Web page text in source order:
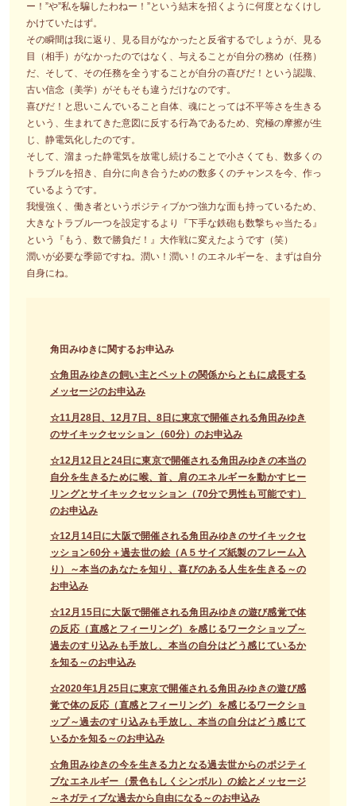
ー！”や”私を騙したわねー！”という結末を招くように何度となくけし
かけていたはず。
その瞬間は我に返り、見る目がなかったと反省するでしょうが、見る
目（相手）がなかったのではなく、与えることが自分の務め（任務）
だ、そして、その任務を全うすることが自分の喜びだ！という認識、
古い信念（美学）がそもそも違うだけなのです。
喜びだ！と思いこんでいること自体、魂にとっては不平等さを生きる
という、生まれてきた意図に反する行為であるため、究極の摩擦が生
じ、静電気化したのです。
そして、溜まった静電気を放電し続けることで小さくても、数多くの
トラブルを招き、自分に向き合うための数多くのチャンスを今、作っ
ているようです。
我慢強く、働き者というポジティブかつ強力な面も持っているため、
大きなトラブル一つを設定するより『下手な鉄砲も数撃ちゃ当たる』
という『もう、数で勝負だ！』大作戦に変えたようです（笑）
潤いが必要な季節ですね。潤い！潤い！のエネルギーを、まずは自分
自身にね。
角田みゆきに関するお申込み
☆角田みゆきの飼い主とペットの関係からともに成長する
メッセージのお申込み
☆11月28日、12月7日、8日に東京で開催される角田みゆき
のサイキックセッション（60分）のお申込み
☆12月12日と24日に東京で開催される角田みゆきの本当の
自分を生きるために喉、首、肩のエネルギーを動かすヒー
リングとサイキックセッション（70分で男性も可能です）
のお申込み
☆12月14日に大阪で開催される角田みゆきのサイキックセ
ッション60分＋過去世の絵（A５サイズ紙製のフレーム入
り）～本当のあなたを知り、喜びのある人生を生きる～の
お申込み
☆12月15日に大阪で開催される角田みゆきの遊び感覚で体
の反応（直感とフィーリング）を感じるワークショップ～
過去のすり込みも手放し、本当の自分はどう感じているか
を知る～のお申込み
☆2020年1月25日に東京で開催される角田みゆきの遊び感
覚で体の反応（直感とフィーリング）を感じるワークショ
ップ～過去のすり込みも手放し、本当の自分はどう感じて
いるかを知る～のお申込み
☆角田みゆきの今を生きる力となる過去世からのポジティ
ブなエネルギー（景色もしくシンボル）の絵とメッセージ
～ネガティブな過去から自由になる～のお申込み